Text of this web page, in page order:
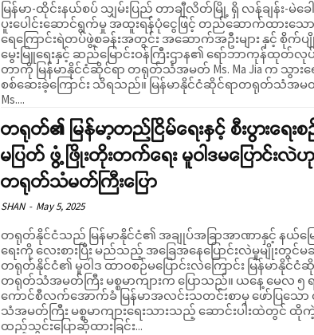
မြန်မာ-ထိုင်းနယ်စပ် သျှမ်းပြည် တာချီလိတ်မြို့ ရှိ လန်ချန်း-မဲခေ
ပူးပေါင်းဆောင်ရွက်မှု အထူးရန်ပုံငွေဖြင့် တည်ဆောက်ထားသေ
ရေကြောင်းရဲတပ်ဖွဲ့စခန်းအတွင်း အဆောက်အဦးများ နှင့် စိုက်ပျိုး
မွေးမြူရေးနှင့် ဆည်မြောင်းဝန်ကြီးဌာန၏ ရော်ဘာကုန်ထုတ်လုပ်
တာကို မြန်မာနိုင်ငံဆိုင်ရာ တရုတ်သံအမတ် Ms. Ma Jia က သွား
စစ်ဆေးခဲ့ကြောင်း သိရသည်။ မြန်မာနိုင်ငံဆိုင်ရာတရုတ်သံအမတ်ကြီး
Ms....
တရုတ်၏ မြန်မာ့တည်ငြိမ်ရေးနှင့် စီးပွားရေ
မပြတ် ဖွံ့ဖြိုးတိုးတက်ရေး မူဝါဒမပြောင်းလဲဟု
တရုတ်သံမတ်ကြီးပြော
SHAN - May 5, 2025
တရုတ်နိုင်ငံသည် မြန်မာနိုင်ငံ၏ အချုပ်အခြာအာဏာနှင့် နယ်မြ
ရေးကို လေးစားပြီး မည်သည့် အခြေအနေပြောင်းလဲမှုမျိုးတွင်
တရုတ်နိုင်ငံ၏ မူဝါဒ ထာဝစဉ်မပြောင်းလဲကြောင်း မြန်မာနိုင်ငံ
တရုတ်သံအမတ်ကြီး မစ္စမာကျားက ပြောသည်။ ယနေ့ မေလ ၅ ရက် စစ်
ကောင်စီလက်အောက်ခံ မြန်မာအလင်းသတင်းစာမှ ဖော်ပြသေ
သံအမတ်ကြီး မစ္စမာကျားရေးသားသည့် ဆောင်းပါးထဲတွင်
ထည့်သွင်းပြောဆိုထားခြင်း...